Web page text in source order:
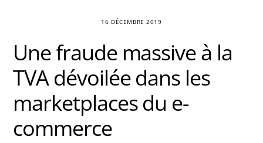
16 DÉCEMBRE 2019
Une fraude massive à la
TVA dévoilée dans les
marketplaces du e-
commerce